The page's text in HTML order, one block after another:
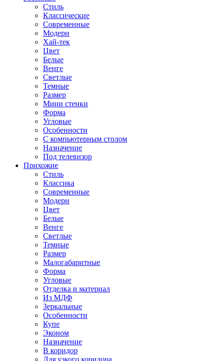
Стиль
Классические
Современные
Модерн
Хай-тек
Цвет
Белые
Венге
Светлые
Темные
Размер
Мини стенки
Форма
Угловые
Особенности
С компьютерным столом
Назначение
Под телевизор
Прихожие
Стиль
Классика
Современные
Модерн
Цвет
Белые
Венге
Светлые
Темные
Размер
Малогабаритные
Форма
Угловые
Отделка и материал
Из МДФ
Зеркальные
Особенности
Купе
Эконом
Назначение
В коридор
Для узкого коридора